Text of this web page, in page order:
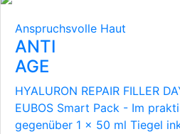
Anspruchsvolle Haut
ANTI
AGE
HYALURON REPAIR FILLER
EUBOS Smart Pack - Im
gegenüber 1 x 50 ml Tiegel